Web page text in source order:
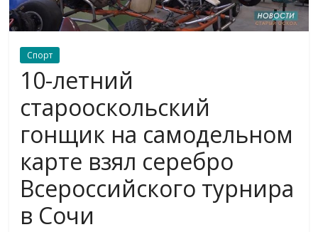
Спорт
10-летний
старооскольский
гонщик на самодельном
карте взял серебро
Всероссийского турнира
в Сочи